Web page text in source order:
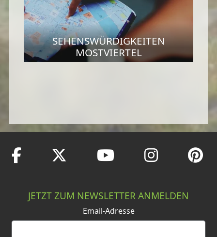
SEHENSWÜRDIGKEITEN
MOSTVIERTEL
JETZT ZUM NEWSLETTER ANMELDEN
Email-Adresse